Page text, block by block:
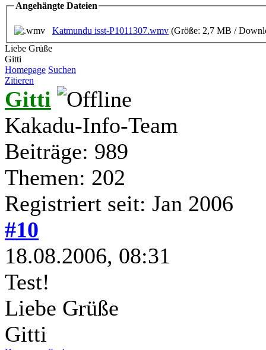
Angehängte Dateien
Katmundu isst-P1011307.wmv (Größe: 2,7 MB /
Liebe Grüße
Gitti
Homepage Suchen
Zitieren
Gitti
Kakadu-Info-Team
Beiträge: 989
Themen: 202
Registriert seit: Jan 2006
#10
18.08.2006, 08:31
Test!
Liebe Grüße
Gitti